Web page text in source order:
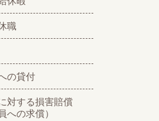
職
の貸付
対する損害賠償
への求償）